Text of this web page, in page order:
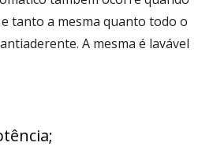
tanto a mesma quanto todo o
A mesma é lavável